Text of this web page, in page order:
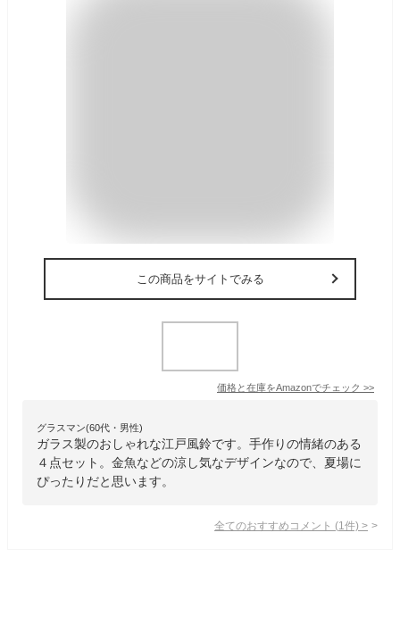
この商品をサイトでみる
価格と在庫をAmazonでチェック >>
グラスマン(60代・男性)
ガラス製のおしゃれな江戸風鈴です。手作りの情緒のある
４点セット。金魚などの涼し気なデザインなので、夏場に
ぴったりだと思います。
全てのおすすめコメント (1 件) >